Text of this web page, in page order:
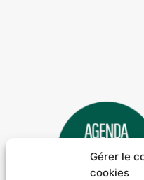
Gérer le
cookies